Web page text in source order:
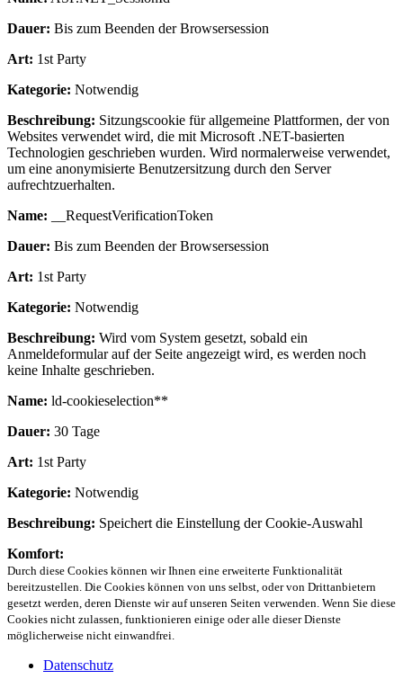
Dauer: Bis zum Beenden der Browsersession
Art: 1st Party
Kategorie: Notwendig
Beschreibung: Sitzungscookie für allgemeine Plattformen, der von
Websites verwendet wird, die mit Microsoft .NET-basierten
Technologien geschrieben wurden. Wird normalerweise verwendet,
um eine anonymisierte Benutzersitzung durch den Server
aufrechtzuerhalten.
Name: __RequestVerificationToken
Dauer: Bis zum Beenden der Browsersession
Art: 1st Party
Kategorie: Notwendig
Beschreibung: Wird vom System gesetzt, sobald ein
Anmeldeformular auf der Seite angezeigt wird, es werden noch
keine Inhalte geschrieben.
Name: ld-cookieselection**
Dauer: 30 Tage
Art: 1st Party
Kategorie: Notwendig
Beschreibung: Speichert die Einstellung der Cookie-Auswahl
Komfort:
Durch diese Cookies können wir Ihnen eine erweiterte Funktionalität
bereitzustellen. Die Cookies können von uns selbst, oder von Drittanbietern
gesetzt werden, deren Dienste wir auf unseren Seiten verwenden. Wenn Sie diese
Cookies nicht zulassen, funktionieren einige oder alle dieser Dienste
möglicherweise nicht einwandfrei.
Datenschutz